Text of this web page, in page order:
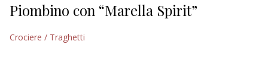
CULTURA
NAUTICA
Piombino con “Marella Spirit”
Crociere / Traghetti